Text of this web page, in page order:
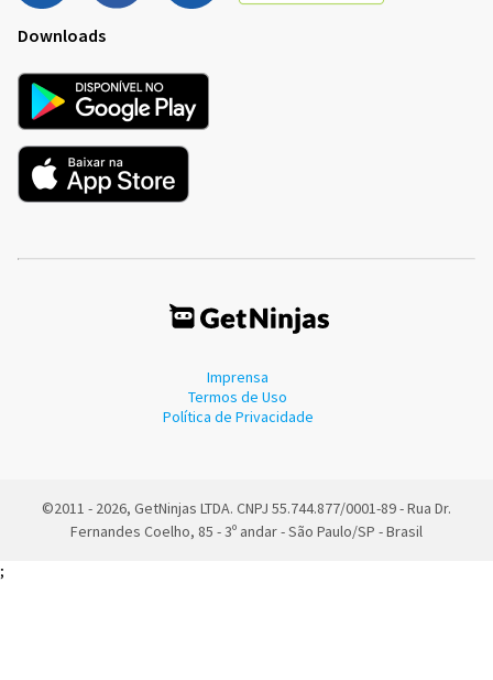
Downloads
Imprensa
Termos de Uso
Política de Privacidade
©2011 - 2026, GetNinjas LTDA. CNPJ 55.744.877/0001-89 - Rua Dr.
Fernandes Coelho, 85 - 3º andar - São Paulo/SP - Brasil
;